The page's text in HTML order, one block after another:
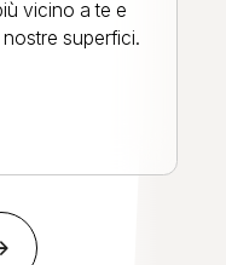
vicino a te e
superfici.